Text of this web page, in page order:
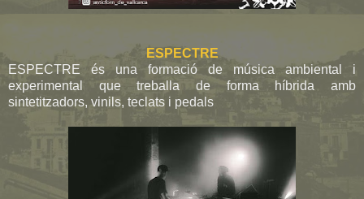
ESPECTRE
ESPECTRE és una formació de música ambiental i
experimental que treballa de forma híbrida amb
sintetitzadors, vinils, teclats i pedals